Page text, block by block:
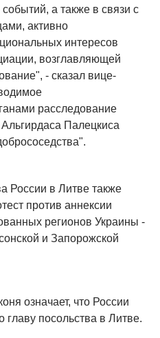
а также в связи с
активно
интересов
возглавляющей
- сказал вице-
расследование
Палецкиса
России в Литве также
против аннексии
регионов Украины -
и Запорожской
означает, что России
главу посольства в Литве.